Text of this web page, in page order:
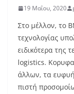
19 Μαΐου, 2020
Στο μέλλον, το
τεχνολογίας
ειδικότερα της
logistics.
άλλων, τα
πιστή